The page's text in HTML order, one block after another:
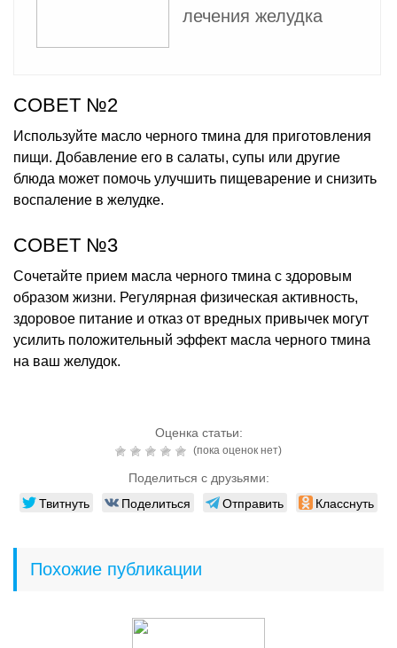
лечения желудка
СОВЕТ №2
Используйте масло черного тмина для приготовления
пищи. Добавление его в салаты, супы или другие
блюда может помочь улучшить пищеварение и снизить
воспаление в желудке.
СОВЕТ №3
Сочетайте прием масла черного тмина с здоровым
образом жизни. Регулярная физическая активность,
здоровое питание и отказ от вредных привычек могут
усилить положительный эффект масла черного тмина
на ваш желудок.
Оценка статьи:
(пока оценок нет)
Поделиться с друзьями:
Твитнуть Поделиться Отправить Класснуть
Похожие публикации